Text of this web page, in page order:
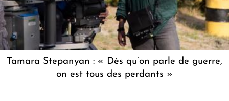
Tamara Stepanyan : « Dès qu’on parle de guerre,
on est tous des perdants »